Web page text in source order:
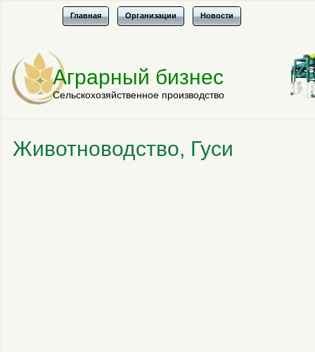
Главная Организации Новости
Аграрный бизнес
Сельскохозяйственное производство
Животноводство, Гуси